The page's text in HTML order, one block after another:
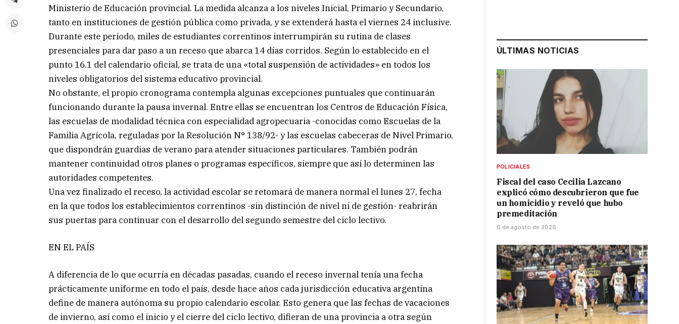
Ministerio de Educación provincial. La medida alcanza a los niveles Inicial, Primario y Secundario,
tanto en instituciones de gestión pública como privada, y se extenderá hasta el viernes 24 inclusive.
Durante este período, miles de estudiantes correntinos interrumpirán su rutina de clases
presenciales para dar paso a un receso que abarca 14 días corridos. Según lo establecido en el
punto 16.1 del calendario oficial, se trata de una «total suspensión de actividades» en todos los
niveles obligatorios del sistema educativo provincial.
No obstante, el propio cronograma contempla algunas excepciones puntuales que continuarán
funcionando durante la pausa invernal. Entre ellas se encuentran los Centros de Educación Física,
las escuelas de modalidad técnica con especialidad agropecuaria -conocidas como Escuelas de la
Familia Agrícola, reguladas por la Resolución N° 138/92- y las escuelas cabeceras de Nivel Primario,
que dispondrán guardias de verano para atender situaciones particulares. También podrán
mantener continuidad otros planes o programas específicos, siempre que así lo determinen las
autoridades competentes.
Una vez finalizado el receso, la actividad escolar se retomará de manera normal el lunes 27, fecha
en la que todos los establecimientos correntinos -sin distinción de nivel ni de gestión- reabrirán
sus puertas para continuar con el desarrollo del segundo semestre del ciclo lectivo.
EN EL PAÍS
A diferencia de lo que ocurría en décadas pasadas, cuando el receso invernal tenía una fecha
prácticamente uniforme en todo el país, desde hace años cada jurisdicción educativa argentina
define de manera autónoma su propio calendario escolar. Esto genera que las fechas de vacaciones
de invierno, así como el inicio y el cierre del ciclo lectivo, difieran de una provincia a otra según
ÚLTIMAS NOTICIAS
POLICIALES
Fiscal del caso Cecilia Lazcano
explicó cómo descubrieron que fue
un homicidio y reveló que hubo
premeditación
6 de agosto de 2026